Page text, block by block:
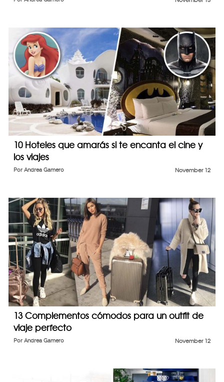
10 Hoteles que amarás si te encanta el cine y
los viajes
November 12
Por Andrea Gamero
13 Complementos cómodos para un outfit de
viaje perfecto
November 12
Por Andrea Gamero